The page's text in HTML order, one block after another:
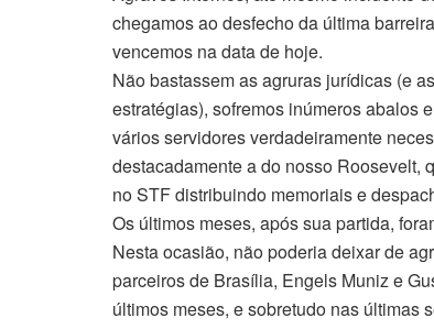
chegamos ao desfecho da última
vencemos na data de hoje.
Não bastassem as agruras jurídicas (e
estratégias), sofremos inúmeros abalos
vários servidores verdadeiramente
destacadamente a do nosso Roosevelt,
no STF distribuindo memoriais e
Os últimos meses, após sua partida,
Nesta ocasião, não poderia deixar de
parceiros de Brasília, Engels Muniz e
últimos meses, e sobretudo nas últimas